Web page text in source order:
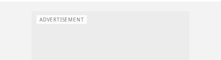
ADVERTISEMENT